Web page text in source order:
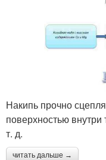
Накипь прочно
поверхностью
т. д.
читать дальше →